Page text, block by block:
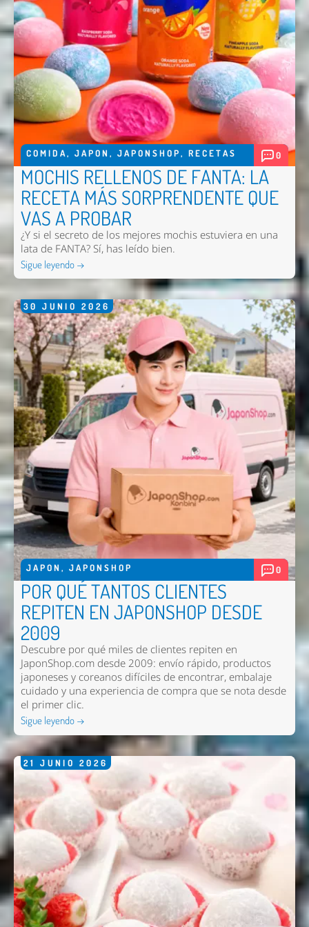
COMIDA, JAPON , JAPONSHOP, RECETAS 0
MOCHIS RELLENOS DE FANTA: LA
RECETA MÁS SORPRENDENTE QUE
VAS A PROBAR
¿Y si el secreto de los mejores mochis estuviera en una
lata de FANTA? Sí, has leído bien.
Sigue leyendo →
30 JUNIO 2026
JAPON , JAPONSHOP 0
POR QUÉ TANTOS CLIENTES
REPITEN EN JAPONSHOP DESDE
2009
Descubre por qué miles de clientes repiten en
JaponShop.com desde 2009: envío rápido, productos
japoneses y coreanos difíciles de encontrar, embalaje
cuidado y una experiencia de compra que se nota desde
el primer clic.
Sigue leyendo →
21 JUNIO 2026
Enviar